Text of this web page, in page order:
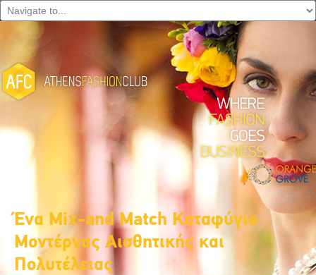
Ένα Μix-and Match Καταφύγιο
Μοντέρνας Αισθητικής και
Πολυτέλειας